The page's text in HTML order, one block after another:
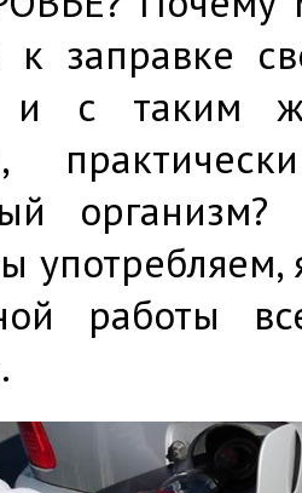
к заправке
и с таким
употребляем,
работы